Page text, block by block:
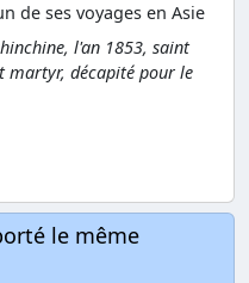
de ses voyages en Asie
l'an 1853, saint
martyr, décapité pour le
le même